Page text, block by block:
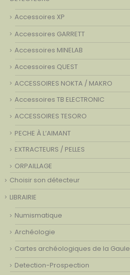
Accessoires XP
Accessoires GARRETT
Accessoires MINELAB
Accessoires QUEST
ACCESSOIRES NOKTA / MAKRO
Accessoires TB ELECTRONIC
ACCESSOIRES TESORO
PECHE À L’AIMANT
EXTRACTEURS / PELLES
ORPAILLAGE
Choisir son détecteur
LIBRAIRIE
Numismatique
Archéologie
Cartes archéologiques de la Gaule
Detection-Prospection